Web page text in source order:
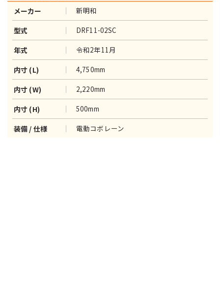
メーカー 新明和
型式 DRF11-02SC
年式 令和2年11月
内寸 (L) 4,750mm
内寸 (W) 2,220mm
内寸 (H) 500mm
装備 / 仕様 電動コボレーン